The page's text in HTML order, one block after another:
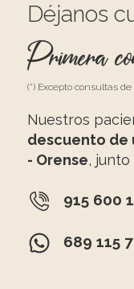
Déjanos
Primera
(*) Excepto consultas
Nuestros
descuento de
- Orense, junto
915 600
689 115